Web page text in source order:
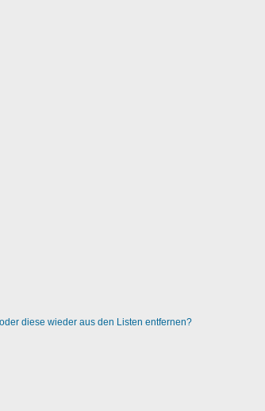
diese wieder aus den Listen entfernen?